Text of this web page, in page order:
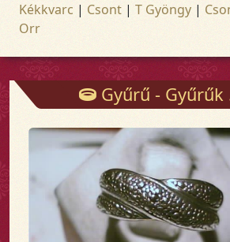
Kékkvarc | Csont | T Gyöngy |
Orr
Gyűrű - Gyűrűk - Arany és ezüst ékszerek